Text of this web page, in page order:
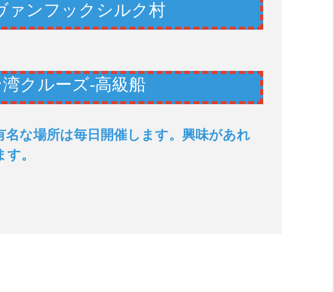
ァンフックシルク村
クルーズ-高級船
な場所は毎日開催します。興味があれ
。